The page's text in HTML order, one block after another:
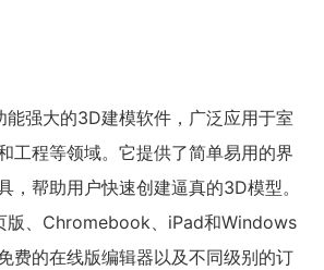
强大的3D建模软件，广泛应用于室
工程等领域。它提供了简单易用的界
，帮助用户快速创建逼真的3D模型。
版、Chromebook、iPad和Windows
费的在线版编辑器以及不同级别的订